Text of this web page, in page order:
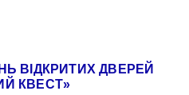
ВІДКРИТИХ ДВЕРЕЙ
КВЕСТ»